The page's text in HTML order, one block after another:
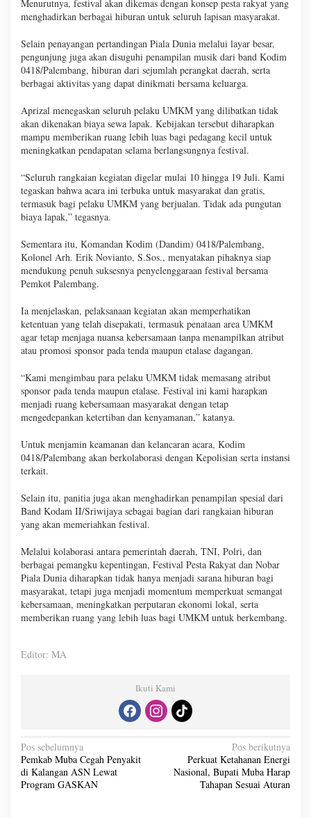
Menurutnya, festival akan dikemas dengan konsep pesta rakyat yang
menghadirkan berbagai hiburan untuk seluruh lapisan masyarakat.
Selain penayangan pertandingan Piala Dunia melalui layar besar,
pengunjung juga akan disuguhi penampilan musik dari band Kodim
0418/Palembang, hiburan dari sejumlah perangkat daerah, serta
berbagai aktivitas yang dapat dinikmati bersama keluarga.
Aprizal menegaskan seluruh pelaku UMKM yang dilibatkan tidak
akan dikenakan biaya sewa lapak. Kebijakan tersebut diharapkan
mampu memberikan ruang lebih luas bagi pedagang kecil untuk
meningkatkan pendapatan selama berlangsungnya festival.
“Seluruh rangkaian kegiatan digelar mulai 10 hingga 19 Juli. Kami
tegaskan bahwa acara ini terbuka untuk masyarakat dan gratis,
termasuk bagi pelaku UMKM yang berjualan. Tidak ada pungutan
biaya lapak,” tegasnya.
Sementara itu, Komandan Kodim (Dandim) 0418/Palembang,
Kolonel Arh. Erik Novianto, S.Sos., menyatakan pihaknya siap
mendukung penuh suksesnya penyelenggaraan festival bersama
Pemkot Palembang.
Ia menjelaskan, pelaksanaan kegiatan akan memperhatikan
ketentuan yang telah disepakati, termasuk penataan area UMKM
agar tetap menjaga nuansa kebersamaan tanpa menampilkan atribut
atau promosi sponsor pada tenda maupun etalase dagangan.
“Kami mengimbau para pelaku UMKM tidak memasang atribut
sponsor pada tenda maupun etalase. Festival ini kami harapkan
menjadi ruang kebersamaan masyarakat dengan tetap
mengedepankan ketertiban dan kenyamanan,” katanya.
Untuk menjamin keamanan dan kelancaran acara, Kodim
0418/Palembang akan berkolaborasi dengan Kepolisian serta instansi
terkait.
Selain itu, panitia juga akan menghadirkan penampilan spesial dari
Band Kodam II/Sriwijaya sebagai bagian dari rangkaian hiburan
yang akan memeriahkan festival.
Melalui kolaborasi antara pemerintah daerah, TNI, Polri, dan
berbagai pemangku kepentingan, Festival Pesta Rakyat dan Nobar
Piala Dunia diharapkan tidak hanya menjadi sarana hiburan bagi
masyarakat, tetapi juga menjadi momentum memperkuat semangat
kebersamaan, meningkatkan perputaran ekonomi lokal, serta
memberikan ruang yang lebih luas bagi UMKM untuk berkembang.
Editor: MA
Ikuti Kami
N
a
v
Pos sebelumnya
Pemkab Muba Cegah Penyakit
di Kalangan ASN Lewat
Program GASKAN
Pos berikutnya
Perkuat Ketahanan Energi
Nasional, Bupati Muba Harap
Tahapan Sesuai Aturan